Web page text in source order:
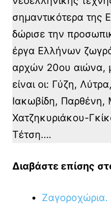
σημαντικότερα της
δώρισε την
έργα Ελλήνων
αρχών 20ου αιώνα,
είναι οι: Γύζη,
Ιακωβίδη,
Χατζηκυριάκου-
Τέτση….
Διαβάστε επίσης
Ζαγοροχώρια.